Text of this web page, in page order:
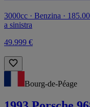
3000cc · Benzina ·
a sinistra
49.999 €
Bourg-de-Péage